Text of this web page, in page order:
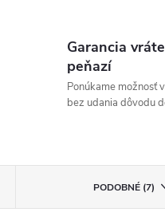
Garancia
peňazí
Ponúkame možnosť
bez udania dôvodu
PODOBNÉ (7)